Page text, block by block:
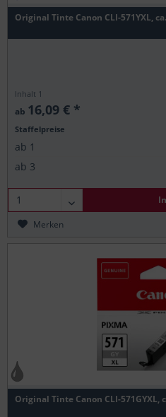
Original Tinte Canon CLI-571YXL,
Inhalt 1
ab 16,09 € *
Staffelpreise
ab 1
ab 3
Merken
Original Tinte Canon CLI-571GYXL,